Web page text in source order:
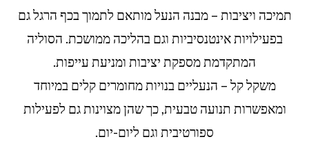
תמיכה ויציבות – מבנה הנעל מותאם לתמוך בכף הרגל גם
בפעילויות אינטנסיביות וגם בהליכה ממושכת. הסוליה
המתקדמת מספקת יציבות ומניעת עייפות.
משקל קל – הנעליים בנויות מחומרים קלים במיוחד
ומאפשרות תנועה טבעית, כך שהן מצוינות גם לפעילות
ספורטיבית וגם ליום-יום.